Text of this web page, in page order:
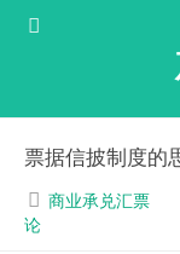
票据信披制度的
商业承兑汇票
论